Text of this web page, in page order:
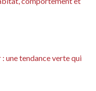
une tendance verte qui